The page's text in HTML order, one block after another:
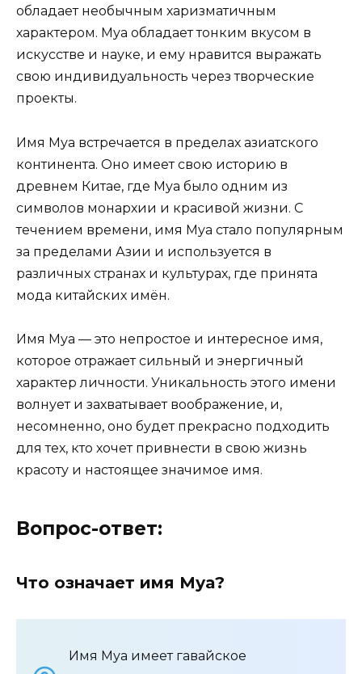
обладает необычным харизматичным
характером. Муа обладает тонким вкусом в
искусстве и науке, и ему нравится выражать
свою индивидуальность через творческие
проекты.
Имя Муа встречается в пределах азиатского
континента. Оно имеет свою историю в
древнем Китае, где Муа было одним из
символов монархии и красивой жизни. С
течением времени, имя Муа стало популярным
за пределами Азии и используется в
различных странах и культурах, где принята
мода китайских имён.
Имя Муа — это непростое и интересное имя,
которое отражает сильный и энергичный
характер личности. Уникальность этого имени
волнует и захватывает воображение, и,
несомненно, оно будет прекрасно подходить
для тех, кто хочет привнести в свою жизнь
красоту и настоящее значимое имя.
Вопрос-ответ:
Что означает имя Муа?
Имя Муа имеет гавайское